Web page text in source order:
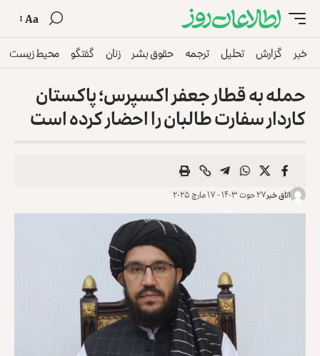
Aa
خبر گزارش تحلیل ترجمه حقوق بشر زنان گفتگو محیط زیست
حمله به قطار جعفر اکسپرس؛ پاکستان
کاردار سفارت طالبان را احضار کرده است
اتاق خبر۲۷ حوت ۱۴۰۳ - ۱۷ مارچ ۲۰۲۵